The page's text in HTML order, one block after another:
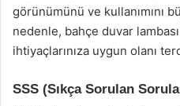
görünümünü ve kullanımını
nedenle, bahçe duvar
ihtiyaçlarınıza uygun olanı
SSS (Sıkça Sorulan